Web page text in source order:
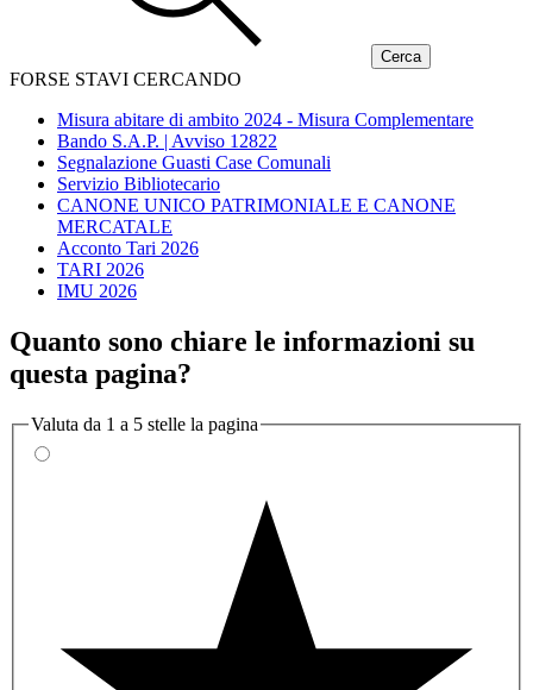
FORSE STAVI CERCANDO
Misura abitare di ambito 2024 - Misura Complementare
Bando S.A.P. | Avviso 12822
Segnalazione Guasti Case Comunali
Servizio Bibliotecario
CANONE UNICO PATRIMONIALE E CANONE
MERCATALE
Acconto Tari 2026
TARI 2026
IMU 2026
Quanto sono chiare le informazioni su
questa pagina?
Valuta da 1 a 5 stelle la pagina